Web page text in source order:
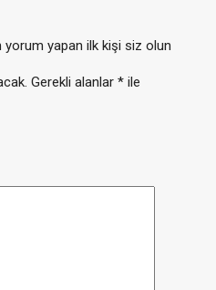
yorum yapan ilk kişi siz olun
Gerekli alanlar * ile